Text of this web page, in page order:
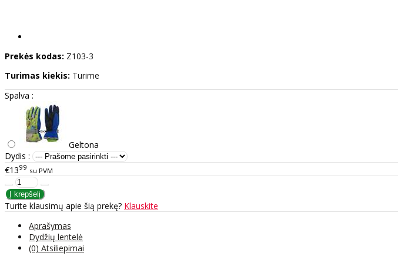
Prekės kodas: Z103-3
Turimas kiekis: Turime
Spalva :
Geltona
Dydis :
€1399 su PVM
Turite klausimų apie šią prekę? Klauskite
Aprašymas
Dydžių lentelė
(0) Atsiliepimai